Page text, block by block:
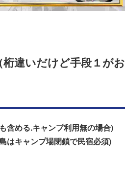
違いだけど手段１がお
含める.キャンプ利用無の場合)
キャンプ場閉鎖で民宿必須)